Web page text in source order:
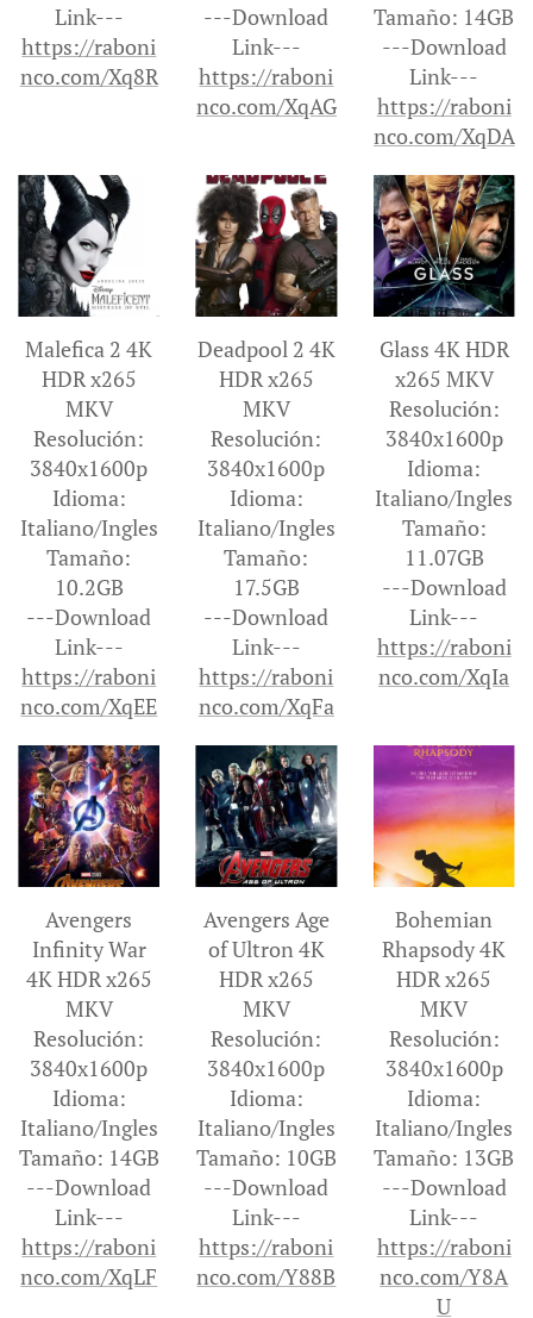
Link---
https://raboni
nco.com/Xq8R
---Download
Link---
https://raboni
nco.com/XqAG
Tamaño: 14GB
---Download
Link---
https://raboni
nco.com/XqDA
Malefica 2 4K
HDR x265
MKV
Resolución:
3840x1600p
Idioma:
Italiano/Ingles
Tamaño:
10.2GB
---Download
Link---
https://raboni
nco.com/XqEE
Deadpool 2 4K
HDR x265
MKV
Resolución:
3840x1600p
Idioma:
Italiano/Ingles
Tamaño:
17.5GB
---Download
Link---
https://raboni
nco.com/XqFa
Glass 4K HDR
x265 MKV
Resolución:
3840x1600p
Idioma:
Italiano/Ingles
Tamaño:
11.07GB
---Download
Link---
https://raboni
nco.com/XqIa
Avengers
Infinity War
4K HDR x265
MKV
Resolución:
3840x1600p
Idioma:
Italiano/Ingles
Tamaño: 14GB
---Download
Link---
https://raboni
nco.com/XqLF
Avengers Age
of Ultron 4K
HDR x265
MKV
Resolución:
3840x1600p
Idioma:
Italiano/Ingles
Tamaño: 10GB
---Download
Link---
https://raboni
nco.com/Y88B
Bohemian
Rhapsody 4K
HDR x265
MKV
Resolución:
3840x1600p
Idioma:
Italiano/Ingles
Tamaño: 13GB
---Download
Link---
https://raboni
nco.com/Y8A
U